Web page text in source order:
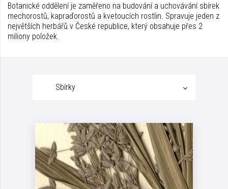
Botanické oddělení je zaměřeno na budování a uchovávání sbírek
mechorostů, kapraďorostů a kvetoucích rostlin. Spravuje jeden z
největších herbářů v České republice, který obsahuje přes 2
miliony položek.
Sbírky